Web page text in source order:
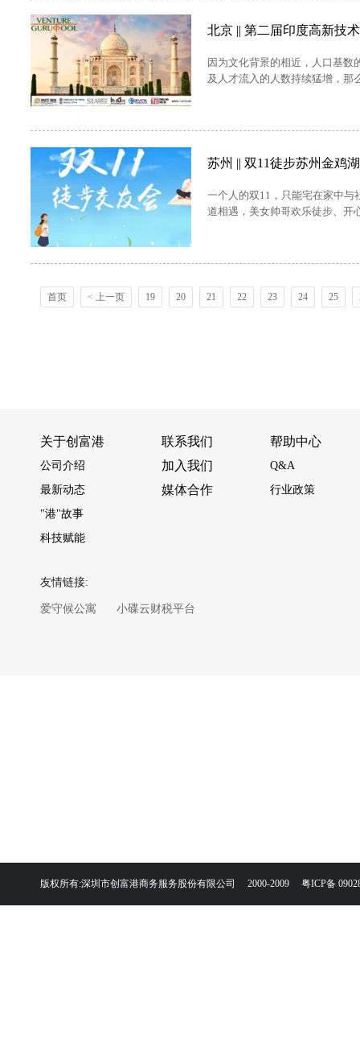
北京 || 第二届印度高新技
因为文化背景的相近，人口基
及人才流入的人数持续猛增，那
苏州 || 双11徒步苏州金鸡
一个人的双11，只能宅在家中
道相遇，美女帅哥欢乐徒步、
首页 < 上一页 19 20 21 22 23 24 25
关于创富港
公司介绍
最新动态
"港"故事
科技赋能
联系我们
加入我们
媒体合作
帮助中心
Q&A
行业政策
友情链接:
爱守候公寓 小碟云财税平台
版权所有:深圳市创富港商务服务股份有限公司 2000-2009 粤ICP备